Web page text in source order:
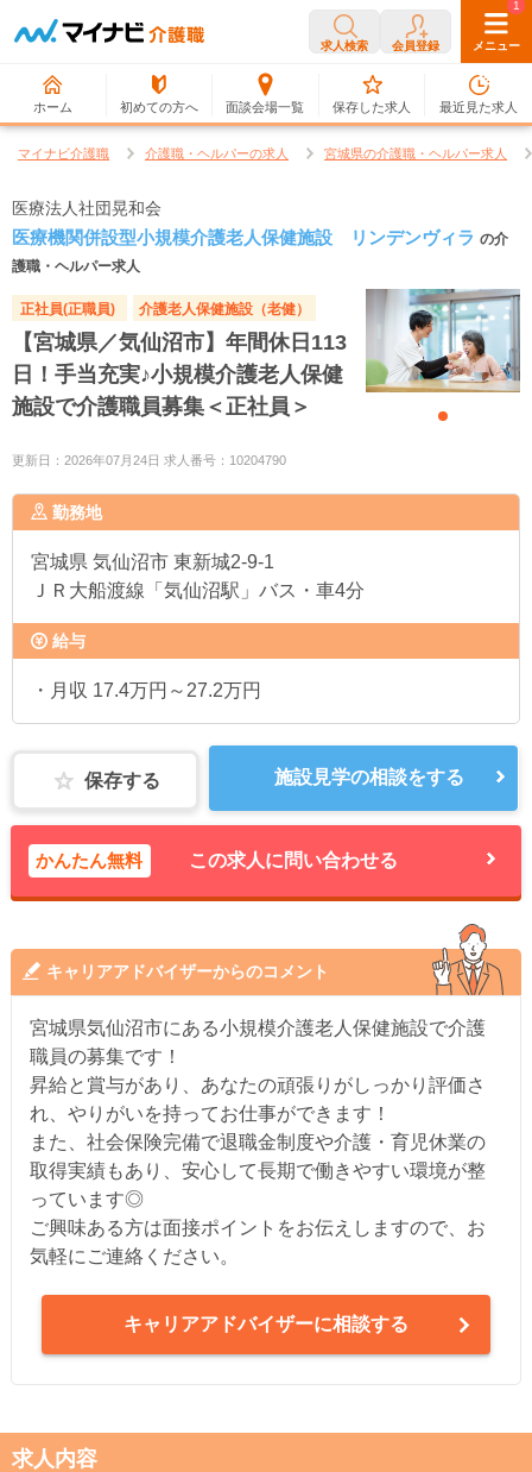
求人検索 会員登録 メニュー
ホーム 初めての方へ 面談会場一覧
0
保存した求人
1
最近見た求人
マイナビ介護職 介護職・ヘルパーの求人 宮城県の介護職・ヘルパー求人
医療法人社団晃和会
医療機関併設型小規模介護老人保健施設 リンデンヴィラ の介
護職・ヘルパー求人
正社員(正職員) 介護老人保健施設（老健）
【宮城県／気仙沼市】年間休日113
日！手当充実♪小規模介護老人保健
施設で介護職員募集＜正社員＞
更新日：2026年07月24日 求人番号：10204790
勤務地
宮城県 気仙沼市 東新城2-9-1
ＪＲ大船渡線「気仙沼駅」バス・車4分
給与
・月収 17.4万円～27.2万円
保存する 施設見学の相談をする
かんたん無料 この求人に問い合わせる
キャリアアドバイザーからのコメント
宮城県気仙沼市にある小規模介護老人保健施設で介護
職員の募集です！
昇給と賞与があり、あなたの頑張りがしっかり評価さ
れ、やりがいを持ってお仕事ができます！
また、社会保険完備で退職金制度や介護・育児休業の
取得実績もあり、安心して長期で働きやすい環境が整
っています◎
ご興味ある方は面接ポイントをお伝えしますので、お
気軽にご連絡ください。
キャリアアドバイザーに相談する
求人内容